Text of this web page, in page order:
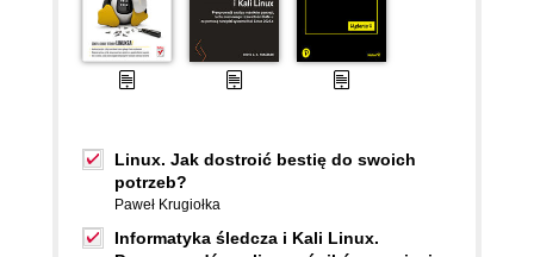
Linux. Jak dostroić bestię do swoich
potrzeb?
Paweł Krugiołka
Informatyka śledcza i Kali Linux.